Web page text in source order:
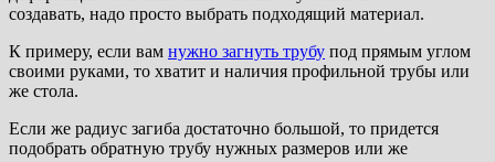
создавать, надо просто выбрать подходящий материал.
К примеру, если вам нужно загнуть трубу под прямым углом
своими руками, то хватит и наличия профильной трубы или
же стола.
Если же радиус загиба достаточно большой, то придется
подобрать обратную трубу нужных размеров или же